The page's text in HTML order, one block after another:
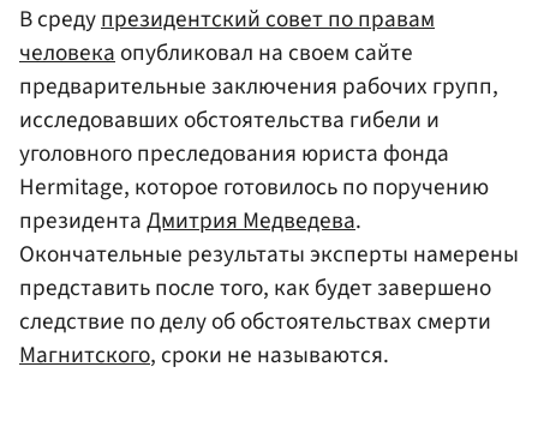
В средупрезидентский совет по правам
человека опубликовал на своем сайте
предварительные заключения рабочих групп,
исследовавших обстоятельства гибели и
уголовного преследования юриста фонда
Hermitage, которое готовилось по поручению
президентаДмитрия Медведева.
Окончательные результаты эксперты намерены
представить после того, как будет завершено
следствие по делу об обстоятельствах смерти
Магнитского, сроки не называются.